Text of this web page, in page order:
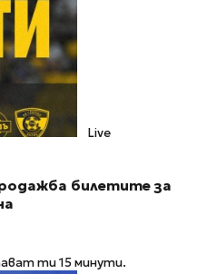
Live
билетите за
ти 15 минути.